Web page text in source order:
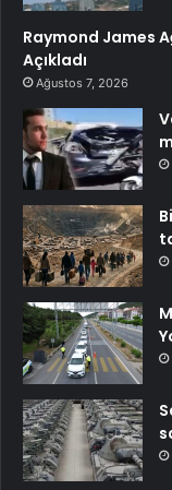
Raymond James
Açıkladı
Ağustos 7, 2026